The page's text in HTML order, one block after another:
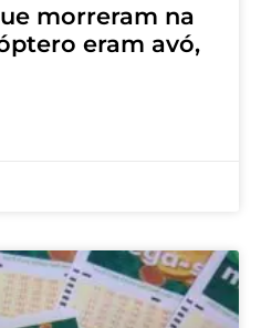
morreram na
eram avó,